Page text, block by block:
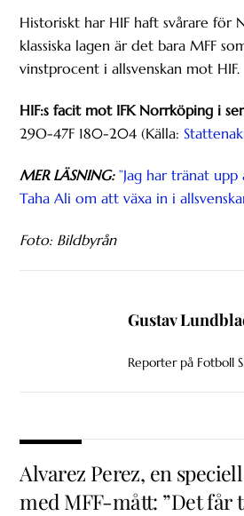
Historiskt har HIF haft svårare för
klassiska lagen är det bara MFF
vinstprocent i allsvenskan mot HIF.
HIF:s facit mot IFK Norrköping i
29O-47F 180-204 (Källa:
MER LÄSNING: ”Jag har tränat upp
Taha Ali om att växa in i
Foto: Bildbyrån
Gustav
Reporter på Fotboll
Alvarez Perez, en
med MFF-mått: ”Det får